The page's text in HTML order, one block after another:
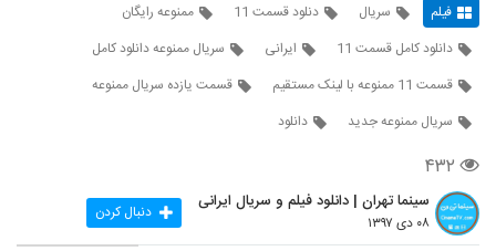
فیلم سریال دنلود قسمت 11
ممنوعه رایگان
دانلود کامل قسمت 11
ایرانی
سریال ممنوعه دانلود کامل
قسمت 11 ممنوعه با لینک مستقیم
قسمت یازده سریال ممنوعه
سریال ممنوعه جدید
دانلود
۴۳۲
سینما تهران | دانلود فیلم و سریال ایرانی
۰۸ دی ۱۳۹۷ دنبال کردن